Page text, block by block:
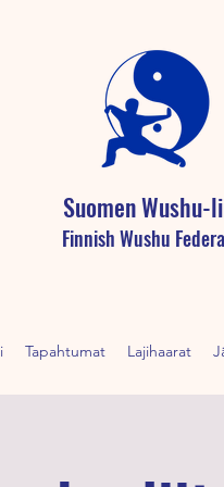
Suomen Wushu-
Finnish Wushu
Tapahtumat Lajihaarat